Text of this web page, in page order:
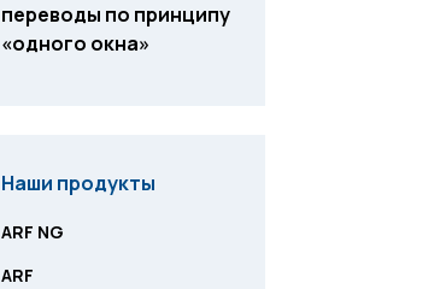
переводы по принципу
«одного окна»
Наши продукты
ARF NG
ARF